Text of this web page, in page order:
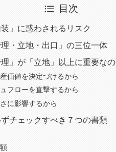
目次
」に惑わされるリスク
・立地・出口」の三位一体
」が「立地」以上に重要な
価値を決定づけるから
フローを直撃するから
に影響するから
チェックすべき７つの書類